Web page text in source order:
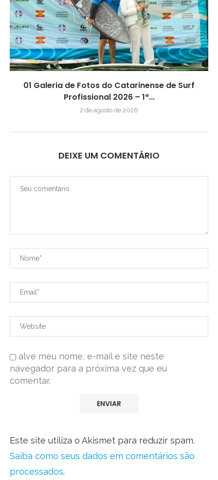
01 Galeria de Fotos do Catarinense de Surf
Profissional 2026 – 1ª...
2 de agosto de 2026
DEIXE UM COMENTÁRIO
alve meu nome, e-mail e site neste
navegador para a próxima vez que eu
comentar.
Este site utiliza o Akismet para reduzir spam.
Saiba como seus dados em comentários são
processados.